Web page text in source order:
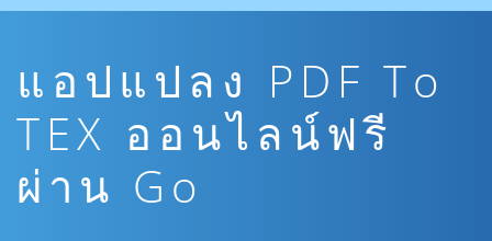
แอปแปลง PDF To
TEX ออนไลน์ฟรี
ผ่าน Go